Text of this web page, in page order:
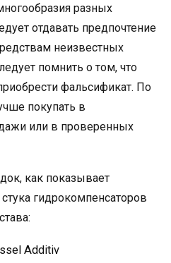
разных
отдавать предпочтение
неизвестных
помнить о том, что
фальсификат. По
покупать в
или в проверенных
как показывает
гидрокомпенсаторов
Additiv